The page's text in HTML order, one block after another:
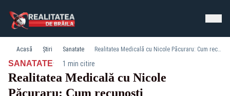
Acasă Știri Sanatate Realitatea Medicală cu Nicole Păcuraru: Cum recunoști deshidratarea?
SANATATE· 1 min citire
Realitatea Medicală cu Nicole
Păcuraru: Cum recunoști